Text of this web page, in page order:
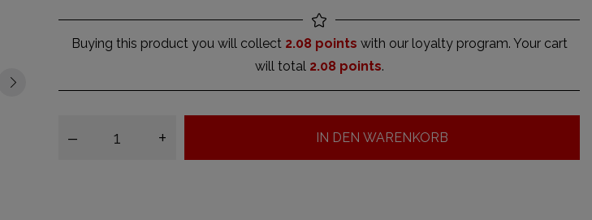
Buying this product you will collect 2.08 points with our loyalty program. Your cart
will total 2.08 points.
– + IN DEN WARENKORB